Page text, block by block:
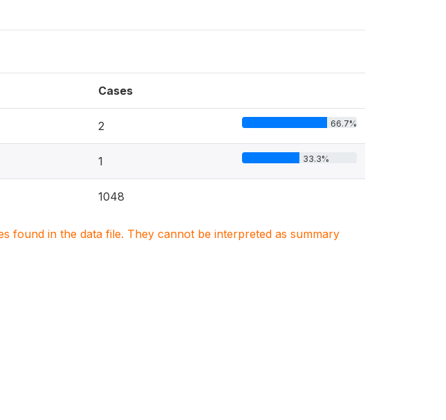
Cases
2 66.7%
1 33.3%
1048
found in the data file. They cannot be interpreted as summary